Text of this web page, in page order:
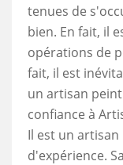
tenues de
bien. En fait, il
opérations de
fait, il est
un artisan
confiance à
Il est un
d'expérience.